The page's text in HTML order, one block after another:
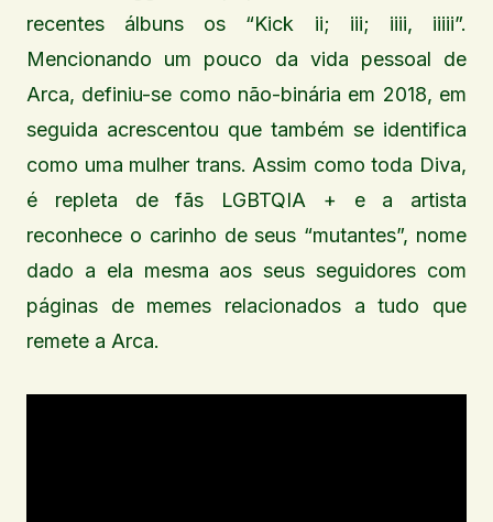
recentes álbuns os “Kick ii; iii; iiii, iiiii”.
Mencionando um pouco da vida pessoal de
Arca, definiu-se como não-binária em 2018, em
seguida acrescentou que também se identifica
como uma mulher trans. Assim como toda Diva,
é repleta de fãs LGBTQIA + e a artista
reconhece o carinho de seus “mutantes”, nome
dado a ela mesma aos seus seguidores com
páginas de memes relacionados a tudo que
remete a Arca.